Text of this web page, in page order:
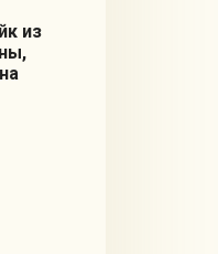
из